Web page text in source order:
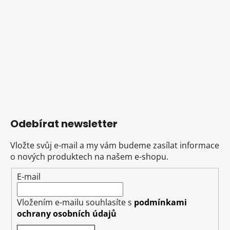
Odebírat newsletter
Vložte svůj e-mail a my vám budeme zasílat informace
o nových produktech na našem e-shopu.
E-mail
Vložením e-mailu souhlasíte s podmínkami
ochrany osobních údajů